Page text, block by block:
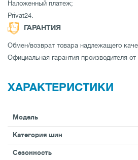
Наложенный платеж;
Privat24.
ГАРАНТИЯ
Обмен/возврат товара надлежащего
Официальная гарантия производителя от
ХАРАКТЕРИСТИКИ
Модель
Категория шин
Сезонность